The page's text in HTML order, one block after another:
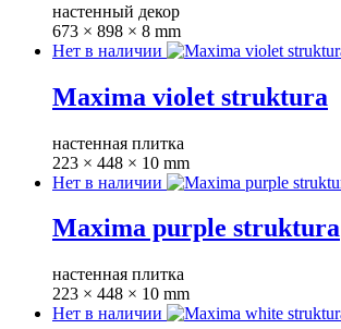
настенный декор
673 × 898 × 8 mm
Нет в наличии
Maxima violet struktura
настенная плитка
223 × 448 × 10 mm
Нет в наличии
Maxima purple struktura
настенная плитка
223 × 448 × 10 mm
Нет в наличии